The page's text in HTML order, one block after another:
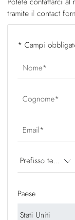
tramite il contact
* Campi
Nome
Cognome
Email
Paese